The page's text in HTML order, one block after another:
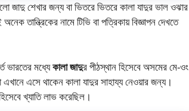
জাদু শেখার জন্য বা ভিতরে ভিতরে কালা যাদুর ভাল ওঝার
তান্ত্রিকের নামে টিভি বা পত্রিকায় বিজ্ঞাপন দেখতে
ভারতের মধ্যেকালা জাদুর পীঠস্থান হিসেবে অসমের মে-ওং
এসে থাকেন কালা যাদুর সাহায্য নেওয়ার জন্য।
খ্যাতি লাভ করেছিল।